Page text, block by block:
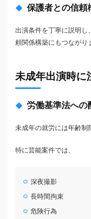
保護者との信頼
出演条件を丁寧に説明し
頼関係構築にもつながり
未成年出演時に
労働基準法への
未成年の就労には年齢制
特に芸能案件では、
深夜撮影
長時間拘束
危険行為